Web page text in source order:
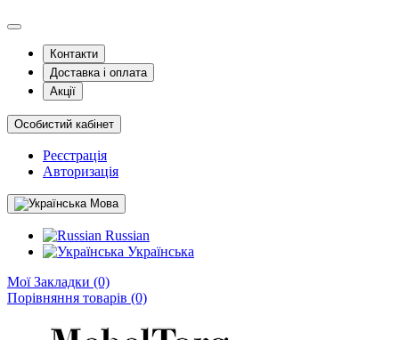
Контакти
Доставка і оплата
Акції
Особистий кабінет
Реєстрація
Авторизація
Мова
Russian
Українська
Мої Закладки (0)
Порівняння товарів (0)